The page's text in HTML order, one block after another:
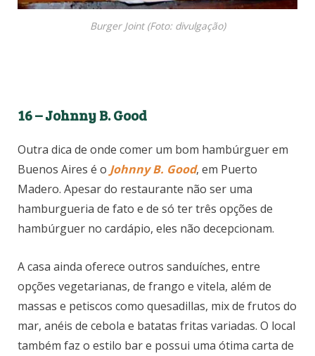
Burger Joint (Foto: divulgação)
16 – Johnny B. Good
Outra dica de onde comer um bom hambúrguer em
Buenos Aires é o Johnny B. Good, em Puerto
Madero. Apesar do restaurante não ser uma
hamburgueria de fato e de só ter três opções de
hambúrguer no cardápio, eles não decepcionam.
A casa ainda oferece outros sanduíches, entre
opções vegetarianas, de frango e vitela, além de
massas e petiscos como quesadillas, mix de frutos do
mar, anéis de cebola e batatas fritas variadas. O local
também faz o estilo bar e possui uma ótima carta de